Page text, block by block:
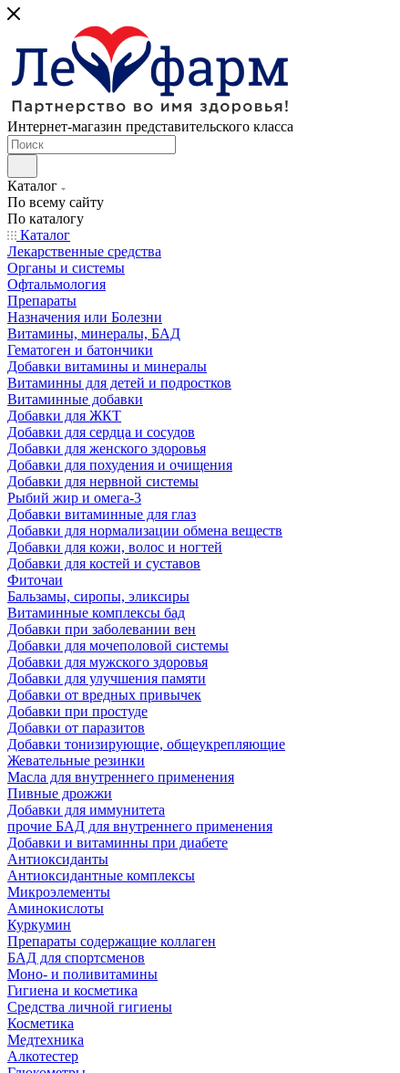
Интернет-магазин представительского класса
Каталог
По всему сайту
По каталогу
Каталог
Лекарственные средства
Органы и системы
Офтальмология
Препараты
Назначения или Болезни
Витамины, минералы, БАД
Гематоген и батончики
Добавки витамины и минералы
Витаминны для детей и подростков
Витаминные добавки
Добавки для ЖКТ
Добавки для сердца и сосудов
Добавки для женского здоровья
Добавки для похудения и очищения
Добавки для нервной системы
Рыбий жир и омега-3
Добавки витаминные для глаз
Добавки для нормализации обмена веществ
Добавки для кожи, волос и ногтей
Добавки для костей и суставов
Фиточаи
Бальзамы, сиропы, эликсиры
Витаминные комплексы бад
Добавки при заболевании вен
Добавки для мочеполовой системы
Добавки для мужского здоровья
Добавки для улучшения памяти
Добавки от вредных привычек
Добавки при простуде
Добавки от паразитов
Добавки тонизирующие, общеукрепляющие
Жевательные резинки
Масла для внутреннего применения
Пивные дрожжи
Добавки для иммунитета
прочие БАД для внутреннего применения
Добавки и витаминны при диабете
Антиоксиданты
Антиоксидантные комплексы
Микроэлементы
Аминокислоты
Куркумин
Препараты содержащие коллаген
БАД для спортсменов
Моно- и поливитамины
Гигиена и косметика
Средства личной гигиены
Косметика
Медтехника
Алкотестер